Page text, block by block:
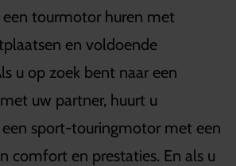
tourmotor huren met
en voldoende
u op zoek bent naar een
uw partner, huurt u
een sport-touringmotor met een
comfort en prestaties. En als u